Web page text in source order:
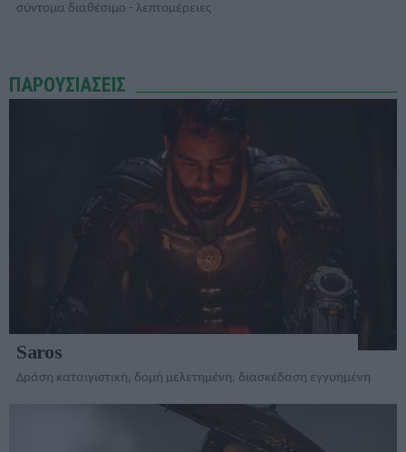
σύντομα διαθέσιμο - λεπτομέρειες
ΠΑΡΟΥΣΙΑΣΕΙΣ
Saros
Δράση καταιγιστική, δομή μελετημένη, διασκέδαση εγγυημένη